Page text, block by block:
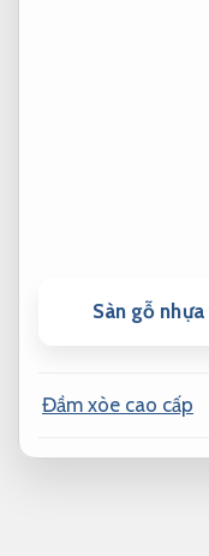
Sàn gỗ
Đầm xòe cao cấp